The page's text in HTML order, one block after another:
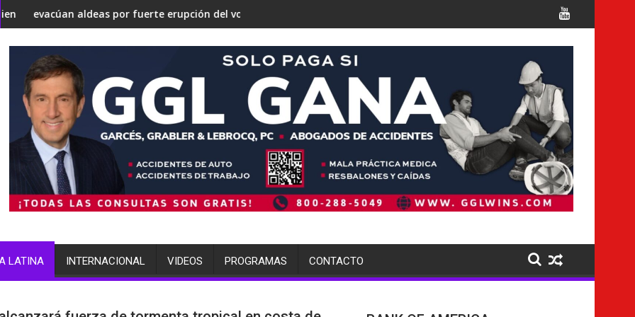
convertirse en una 'Gaza silenciosa'
debate sobre su estrategia nuclear
por fuerte erupción del volcán de Fuegoterminó arrestada por múltiples cargos Italia confirma la muerte de 7
LATINA INTERNACIONAL VIDEOS PROGRAMAS CONTACTO